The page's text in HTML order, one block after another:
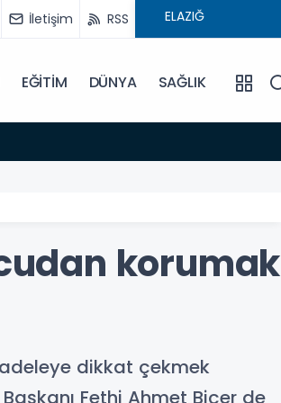
İletişim RSS
EĞİTİM DÜNYA SAĞLIK
korumak
dikkat çekmek
Fethi Ahmet Biçer de